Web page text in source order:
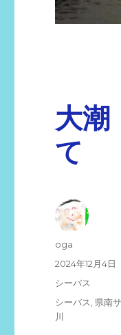
大潮
て
投
oga
投
2024年12月4日
カ
ゴ
シーバス
タ
グ
シーバス 県南
川